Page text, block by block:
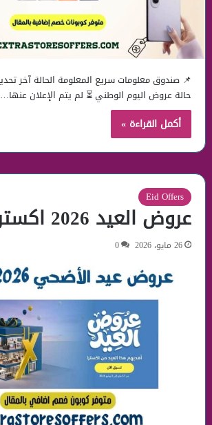
حالة عروض اليوم الوطني ⏳ لم يتم الإعلان عنها…
أكمل القراءة »
Eid Offers
عروض العيد 2026 اكسترا
26 مايو، 2026 0